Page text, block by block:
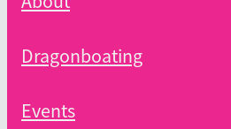
Dragonboating
Events